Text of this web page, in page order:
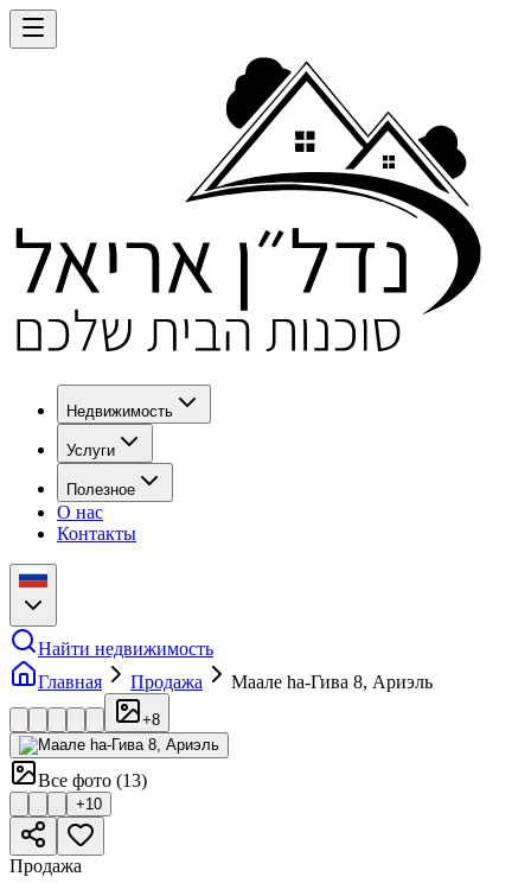
Недвижимость
Услуги
Полезное
О нас
Контакты
Найти недвижимость
Главная
Продажа Маале hа-Гива 8, Ариэль
+8
Все фото (13)
+10
Продажа